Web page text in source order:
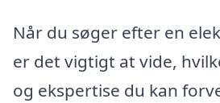
Når du søger efter en
er det vigtigt at vide,
og ekspertise du kan